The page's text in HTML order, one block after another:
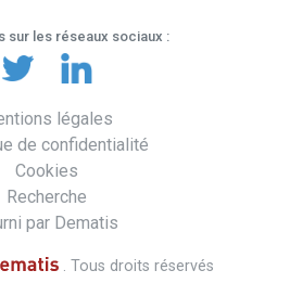
sur les réseaux sociaux :
légales
de confidentialité
Cookies
Recherche
par Dematis
. Tous droits réservés